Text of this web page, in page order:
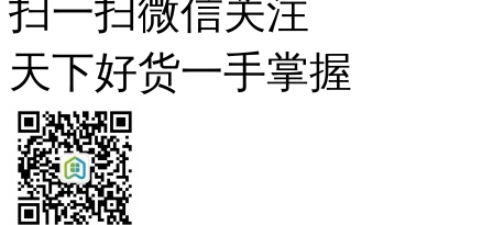
扫一扫微信关注
天下好货一手掌握